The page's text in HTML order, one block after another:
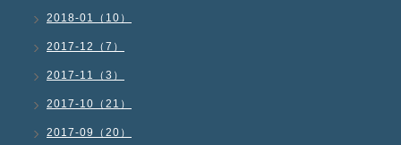
2018-01（10）
2017-12（7）
2017-11（3）
2017-10（21）
2017-09（20）